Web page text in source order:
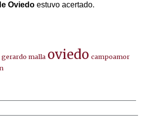
Oviedoestuvo acertado.
gerardo malla oviedo campoamor